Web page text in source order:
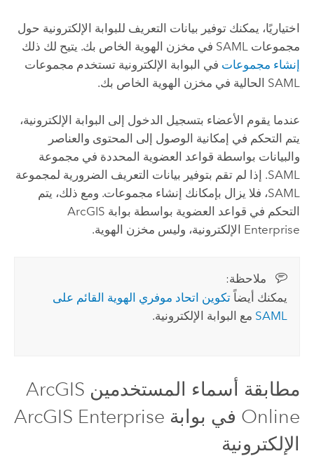
اختياريًا، يمكنك توفير بيانات التعريف للبوابة الإلكترونية حول
مجموعات SAML في مخزن الهوية الخاص بك. يتيح لك ذلك
إنشاء مجموعات في البوابة الإلكترونية تستخدم مجموعات
SAML الحالية في مخزن الهوية الخاص بك.
عندما يقوم الأعضاء بتسجيل الدخول إلى البوابة الإلكترونية،
يتم التحكم في إمكانية الوصول إلى المحتوى والعناصر
والبيانات بواسطة قواعد العضوية المحددة في مجموعة
SAML. إذا لم تقم بتوفير بيانات التعريف الضرورية لمجموعة
SAML، فلا يزال بإمكانك إنشاء مجموعات. ومع ذلك، يتم
التحكم في قواعد العضوية بواسطة بوابة ArcGIS
Enterprise الإلكترونية، وليس مخزن الهوية.
ملاحظة:‏
يمكنك أيضاًتكوين اتحاد موفري الهوية القائم على
SAML مع البوابة الإلكترونية.
مطابقة أسماء المستخدمين ArcGIS
Online في بوابة ArcGIS Enterprise
الإلكترونية